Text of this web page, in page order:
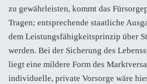
zu gewährleisten, kommt das
Tragen; entsprechende staatliche
dem Leistungsfähigkeitsprinzip über
werden. Bei der Sicherung des
liegt eine mildere Form des
individuelle, private Vorsorge wäre